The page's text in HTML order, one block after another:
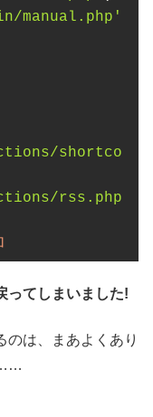
manual.php'
shortco
rss.php
ってしまいました!
のは、まあよくあり
……